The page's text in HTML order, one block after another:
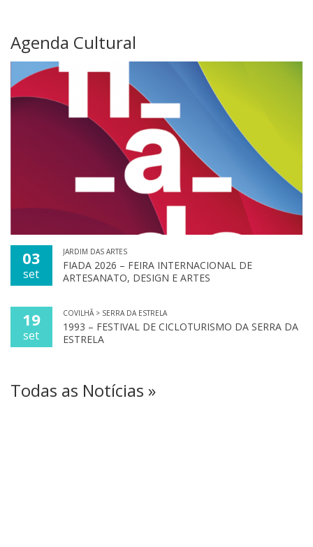
Agenda Cultural
03
set
JARDIM DAS ARTES
FIADA 2026 – FEIRA INTERNACIONAL DE
ARTESANATO, DESIGN E ARTES
19
set
COVILHÃ > SERRA DA ESTRELA
1993 – FESTIVAL DE CICLOTURISMO DA SERRA DA
ESTRELA
Todas as Notícias »